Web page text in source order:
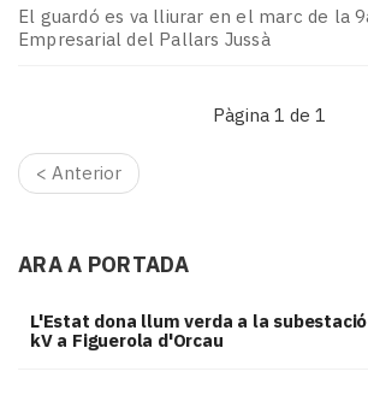
El guardó es va lliurar en el marc de la
Empresarial del Pallars Jussà
Pàgina 1 de 1
< Anterior
ARA A PORTADA
L'Estat dona llum verda a la
kV a Figuerola d'Orcau